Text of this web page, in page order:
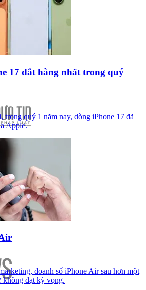
17 đắt hàng nhất trong quý
trong quý 1 năm nay, dòng iPhone 17 đã
Apple.
doanh số iPhone Air sau hơn một
không đạt kỳ vọng.